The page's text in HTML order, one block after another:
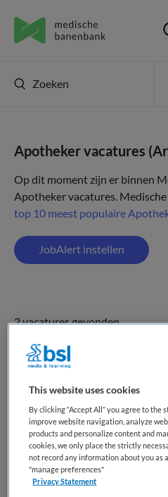
Zoeken
Apotheker vacatures
Op dit moment zijn er binnen
Apotheker vacatures.
top 10 meest populaire
JobAlert instellen
2 vacatures gevonden
Oncologie – fulltime
Catharina ziekenhuis,
WO
This website uses cookies
By clicking “Accept All” you agree to the
improve website navigation, analyze
products and personalize content and
cookies, we only place the strictly
not record any information about you as
"manage preferences"
Privacy Statement